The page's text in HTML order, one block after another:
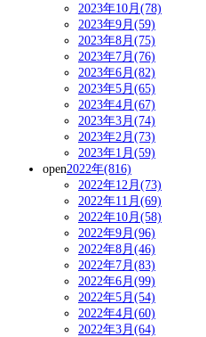
2023年10月(78)
2023年9月(59)
2023年8月(75)
2023年7月(76)
2023年6月(82)
2023年5月(65)
2023年4月(67)
2023年3月(74)
2023年2月(73)
2023年1月(59)
open2022年(816)
2022年12月(73)
2022年11月(69)
2022年10月(58)
2022年9月(96)
2022年8月(46)
2022年7月(83)
2022年6月(99)
2022年5月(54)
2022年4月(60)
2022年3月(64)